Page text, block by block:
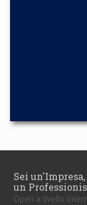
Sei
un
Operi a livello